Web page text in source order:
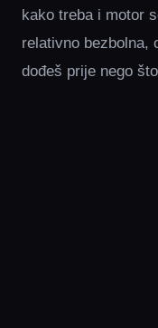
kako treba i motor
relativno bezbolna,
dođeš prije nego